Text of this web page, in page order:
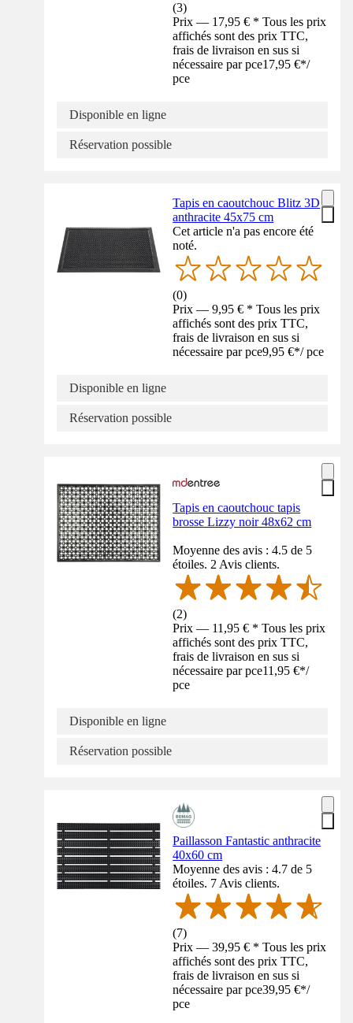
(3)
Prix — 17,95 € * Tous les prix
affichés sont des prix TTC,
frais de livraison en sus si
nécessaire par pce17,95 €*/
pce
Disponible en ligne
Réservation possible
Tapis en caoutchouc Blitz 3D
anthracite 45x75 cm
Cet article n'a pas encore été
noté.
(0)
Prix — 9,95 € * Tous les prix
affichés sont des prix TTC,
frais de livraison en sus si
nécessaire par pce9,95 €*/ pce
Disponible en ligne
Réservation possible
Tapis en caoutchouc tapis
brosse Lizzy noir 48x62 cm
Moyenne des avis : 4.5 de 5
étoiles. 2 Avis clients.
(2)
Prix — 11,95 € * Tous les prix
affichés sont des prix TTC,
frais de livraison en sus si
nécessaire par pce11,95 €*/
pce
Disponible en ligne
Réservation possible
Paillasson Fantastic anthracite
40x60 cm
Moyenne des avis : 4.7 de 5
étoiles. 7 Avis clients.
(7)
Prix — 39,95 € * Tous les prix
affichés sont des prix TTC,
frais de livraison en sus si
nécessaire par pce39,95 €*/
pce